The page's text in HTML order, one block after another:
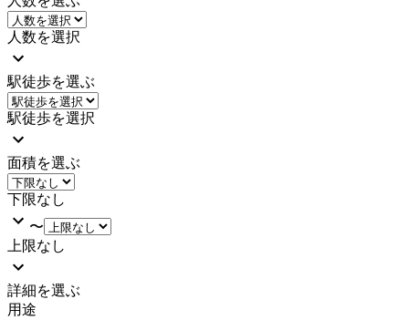
人数を選択
駅徒歩を選ぶ
駅徒歩を選択
面積を選ぶ
下限なし
〜
上限なし
詳細を選ぶ
用途